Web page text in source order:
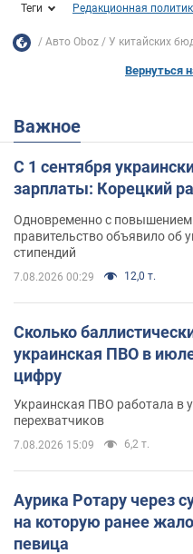
Теги Редакционная
Авто Oboz У китайских
Вернуться
Важное
С 1 сентября
зарплаты: Корецкий
Одновременно с повышением
правительство объявило об
стипендий
7.08.2026 00:29 12,0 т.
Сколько
украинская ПВО в
цифру
Украинская ПВО работала в
перехватчиков
7.08.2026 15:09 6,2 т.
Аурика Ротару через
на которую ранее
певица